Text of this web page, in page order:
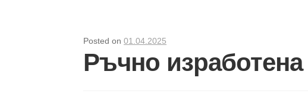
Posted on01.04.2025
Ръчно